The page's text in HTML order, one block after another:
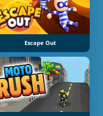
Escape Out